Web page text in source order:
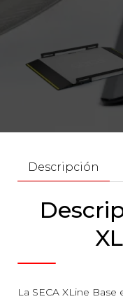
Descripción
La SECA XLine